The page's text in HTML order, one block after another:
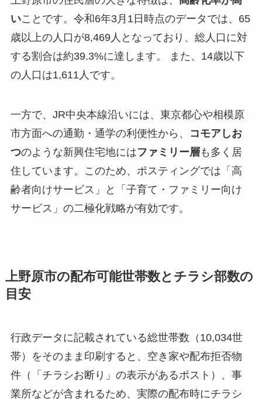
いことです。令和6年3月1日時点のデータでは、65
歳以上の人口が8,469人となっており、総人口に対
する割合は約39.3%に達します。 また、14歳以下
の人口は1,611人です。
一方で、JR中央本線沿いには、東京都心や相模原
市方面への通勤・通学の利便性から、
コモアしお
つのような新興住宅地にはファミリー層も多く居
住しています。このため、ポスティングでは「高
齢者向けサービス」と「子育て・ファミリー向け
サービス」の二極化戦略が有効です。
上野原市の配布可能世帯数とチラシ部数の
目安
行政データに記載されている総世帯数（10,034世
帯）をそのまま印刷すると、空き家や配布拒否物
件（「チラシお断り」の表示があるポスト）、事
業所などが含まれるため、実際の配布時にチラシ